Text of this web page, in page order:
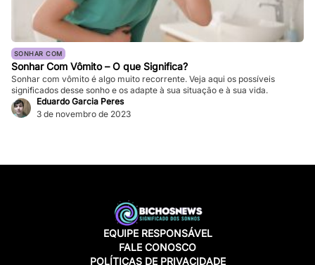
SONHAR COM
Sonhar Com Vômito – O que Significa?
Sonhar com vômito é algo muito recorrente. Veja aqui os possíveis
significados desse sonho e os adapte à sua situação e à sua vida.
Eduardo Garcia Peres
3 de novembro de 2023
EQUIPE RESPONSÁVEL
FALE CONOSCO
POLÍTICAS DE PRIVACIDADE